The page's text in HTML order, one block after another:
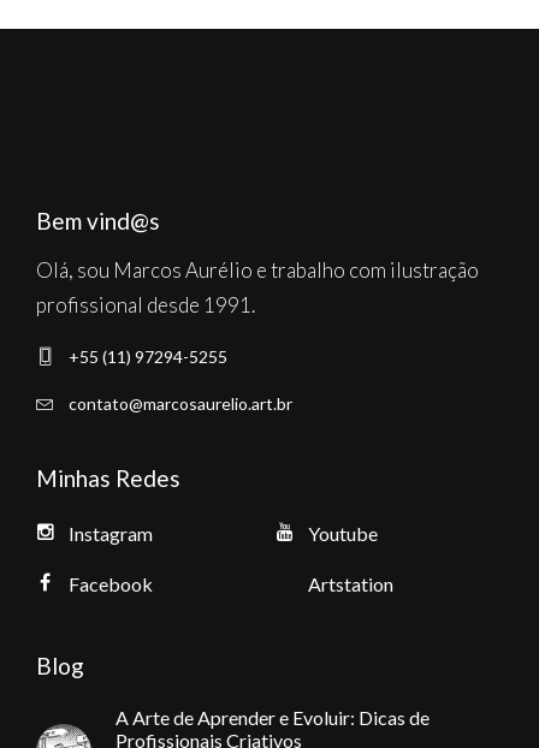
Bem vind@s
Olá, sou Marcos Aurélio e trabalho com ilustração
profissional desde 1991.
+55 (11) 97294-5255
contato@marcosaurelio.art.br
Minhas Redes
Instagram
Facebook
Youtube
Artstation
Blog
A Arte de Aprender e Evoluir: Dicas de
Profissionais Criativos